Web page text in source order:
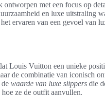
met een focus op
en luxe uitstraling
ervaren van een gevoel van
Louis Vuitton een unieke
de combinatie van iconisch
waarde van luxe slippers die
ze de outfit aanvullen.